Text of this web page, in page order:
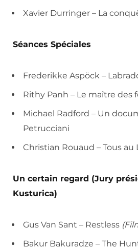
Xavier Durringer – La
Séances Spéciales
Frederikke Aspöck –
Rithy Panh – Le maître des
Michael Radford – Un
Petrucciani
Christian Rouaud – Tous au
Un certain regard (Jury
Kusturica)
Gus Van Sant – Restless
Bakur Bakuradze – The